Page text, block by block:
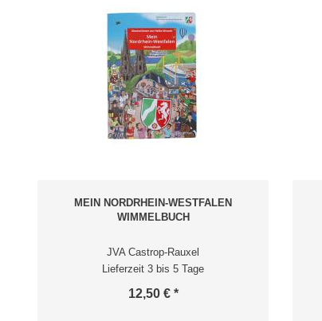
MEIN NORDRHEIN-WESTFALEN
WIMMELBUCH
JVA Castrop-Rauxel
Lieferzeit 3 bis 5 Tage
12,50 € *